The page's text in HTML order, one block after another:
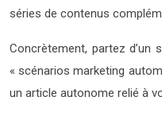
séries de contenus
Concrètement, partez
« scénarios marketing
un article autonome relié à